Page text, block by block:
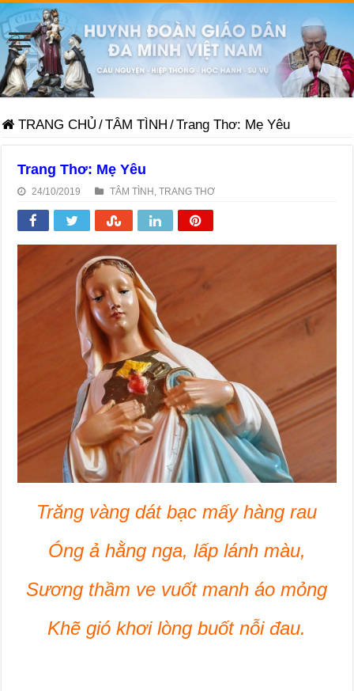
TRANG CHỦ /TÂM TÌNH /Trang Thơ: Mẹ Yêu
Trang Thơ: Mẹ Yêu
24/10/2019 TÂM TÌNH ,TRANG THƠ
Trăng vàng dát bạc mấy hàng rau
Óng ả hằng nga, lấp lánh màu,
Sương thầm ve vuốt manh áo mỏng
Khẽ gió khơi lòng buốt nỗi đau.